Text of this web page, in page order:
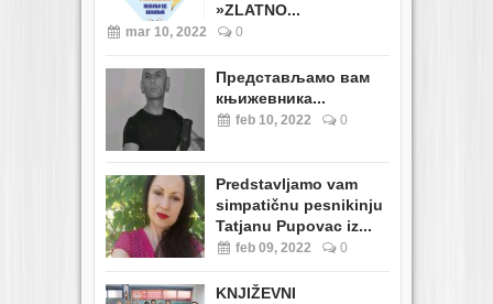
»ZLATNO...
mar 10, 2022 0
Представљамо вам
књижевника...
feb 10, 2022 0
Predstavljamo vam
simpatičnu pesnikinju
Tatjanu Pupovac iz...
feb 09, 2022 0
KNJIŽEVNI